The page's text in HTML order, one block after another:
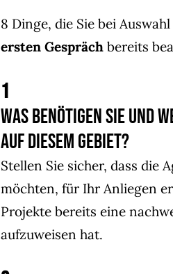
8 Dinge, die Sie bei
ersten Gesprächbereits
1
Was benötigen Sie und
auf diesem Gebiet?
Stellen Sie sicher, dass die
möchten, für Ihr Anliegen
Projekte bereits eine
aufzuweisen hat.